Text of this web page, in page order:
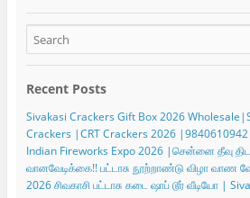
Recent Posts
Sivakasi Crackers Gift Box 2026
Crackers |CRT Crackers 2026 |9840610942
Indian Fireworks Expo 2026 |சென்னை தீவு
வானவேடிக்கை!! பட்டாசு நூற்றாண்டு விழா வாண
2026 சிவகாசி பட்டாசு கடை ஷாப் டூர் வீடியோ |